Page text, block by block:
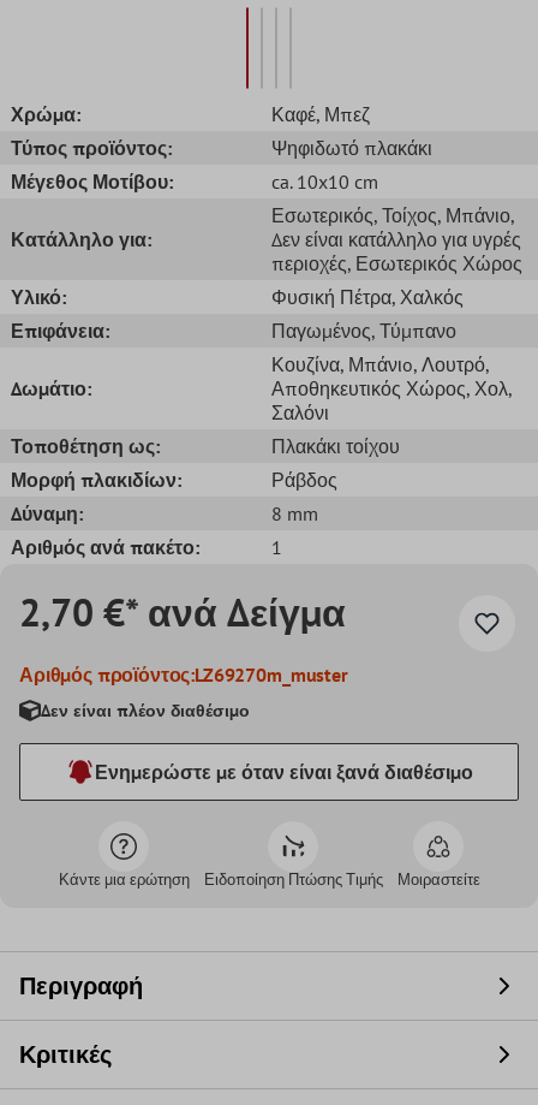
Χρώμα: Καφέ, Μπεζ
Τύπος προϊόντος:
Ψηφιδωτό πλακάκι
Μέγεθος Μοτίβου:
ca. 10x10 cm
Κατάλληλο για:
Εσωτερικός, Τοίχος, Μπάνιο,
Δεν είναι κατάλληλο για υγρές
περιοχές, Εσωτερικός Χώρος
Υλικό:
Φυσική Πέτρα, Χαλκός
Επιφάνεια:
Παγωμένος, Τύμπανο
Δωμάτιο:
Κουζίνα, Μπάνιo, Λουτρό,
Αποθηκευτικός Χώρος, Χολ,
Σαλόνι
Τοποθέτηση ως:
Πλακάκι τοίχου
Μορφή πλακιδίων:
Ράβδος
Δύναμη:
8 mm
Αριθμός ανά πακέτο:
1
2,70 €* ανά Δείγμα
Αριθμός προϊόντος:LZ69270m_muster
Δεν είναι πλέον διαθέσιμο
Ενημερώστε με όταν είναι ξανά διαθέσιμο
Κάντε μια ερώτηση Ειδοποίηση Πτώσης Τιμής Μοιραστείτε
Περιγραφή
Κριτικές